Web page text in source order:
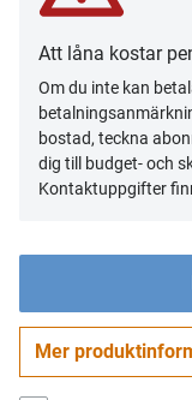
Att låna kostar
Om du inte kan
bostad, teckna
dig till budget- och
Kontaktuppgifter
Mer